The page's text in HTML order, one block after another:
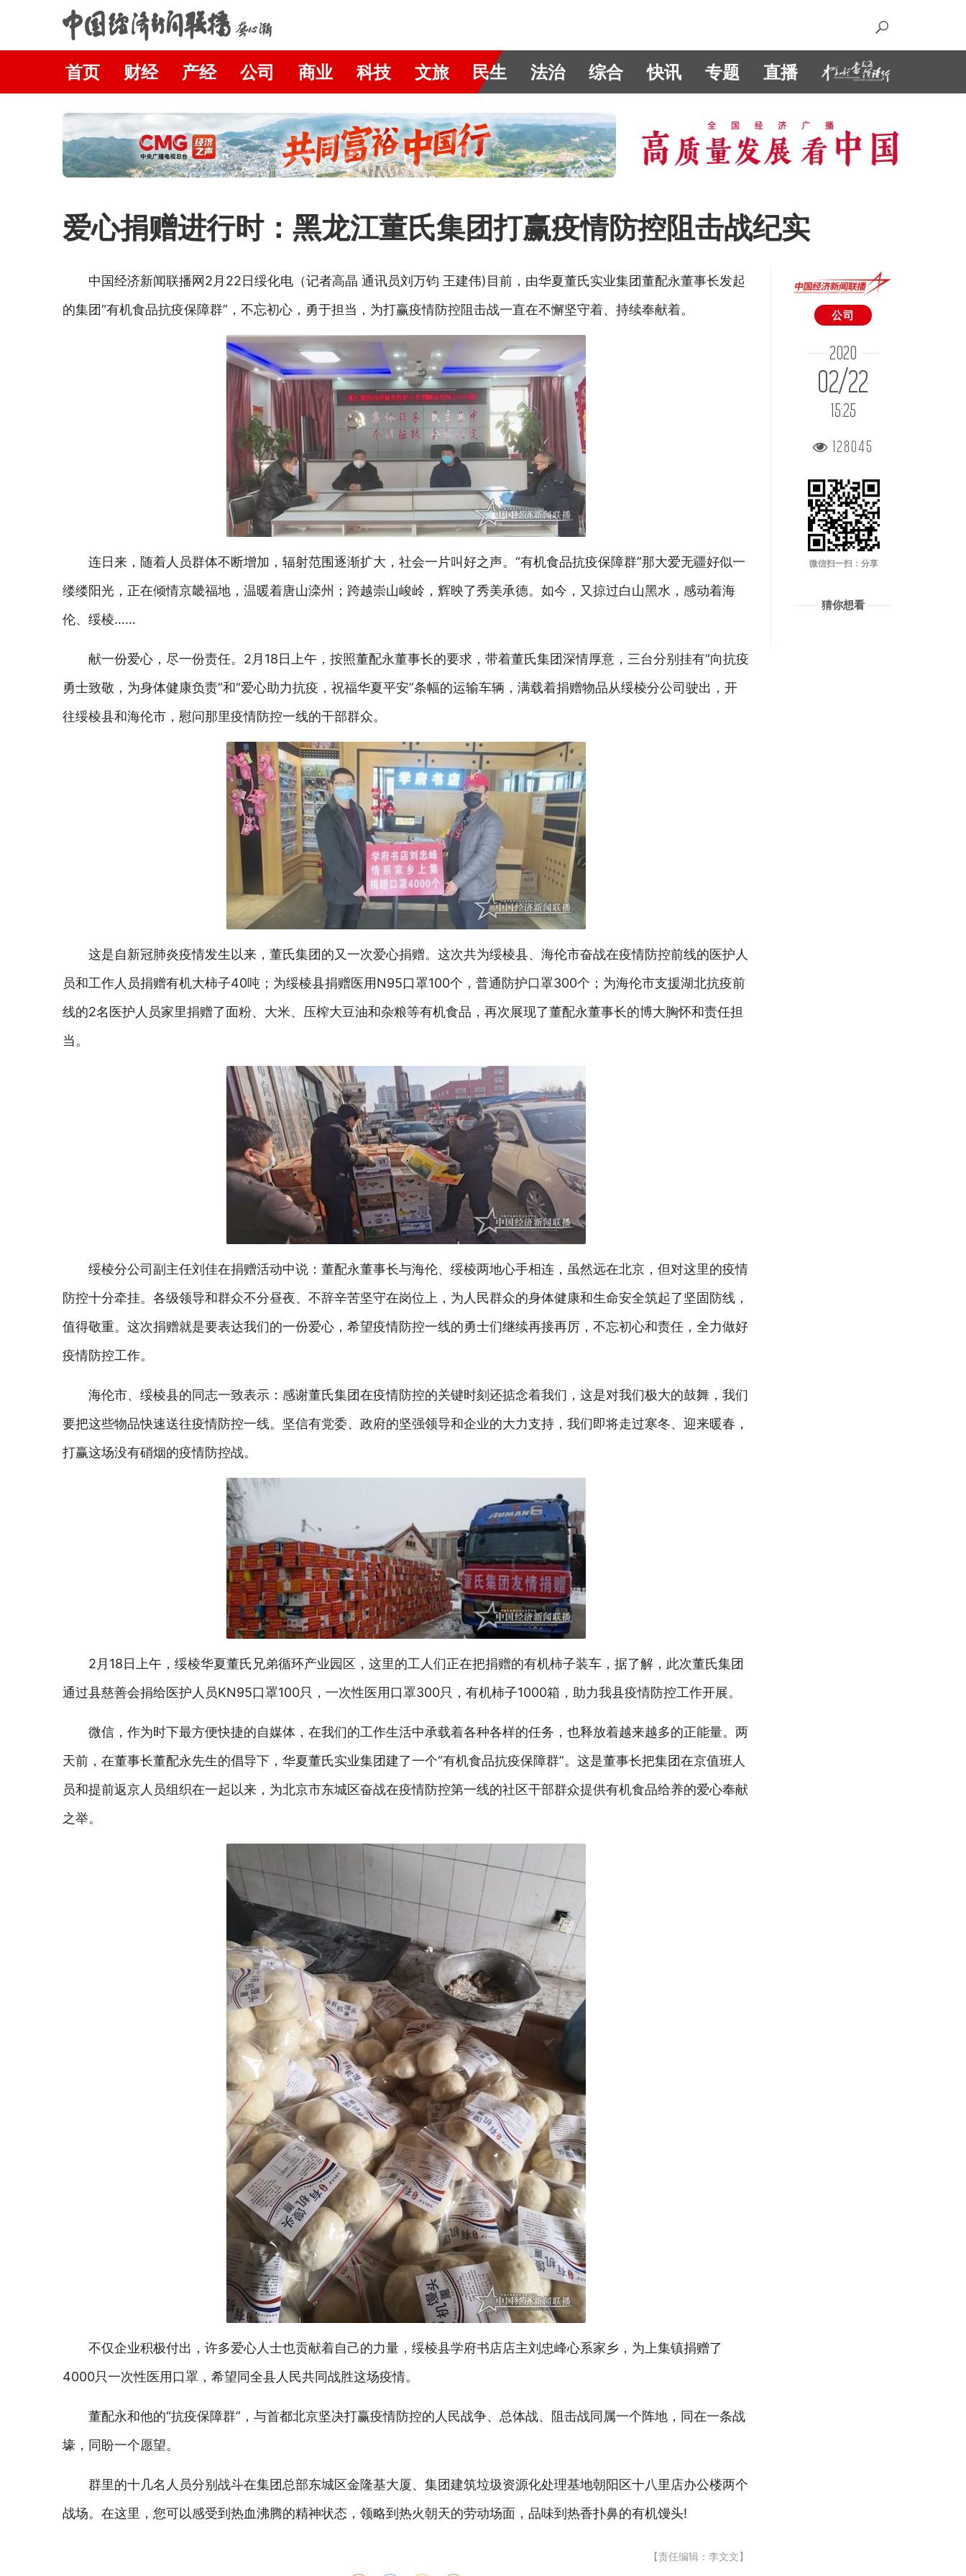
首页 财经 产经 公司 商业 科技 文旅 民生 法治 综合 快讯 专题 直播
爱心捐赠进行时：黑龙江董氏集团打赢疫情防控阻击战纪实
中国经济新闻联播网2月22日绥化电（记者高晶 通讯员刘万钧 王建伟)目前，由华夏董氏实业集团董配永董事长发起
的集团“有机食品抗疫保障群”，不忘初心，勇于担当，为打赢疫情防控阻击战一直在不懈坚守着、持续奉献着。
连日来，随着人员群体不断增加，辐射范围逐渐扩大，社会一片叫好之声。“有机食品抗疫保障群”那大爱无疆好似一
缕缕阳光，正在倾情京畿福地，温暖着唐山滦州；跨越崇山峻岭，辉映了秀美承德。如今，又掠过白山黑水，感动着海
伦、绥棱……
献一份爱心，尽一份责任。2月18日上午，按照董配永董事长的要求，带着董氏集团深情厚意，三台分别挂有“向抗疫
勇士致敬，为身体健康负责”和“爱心助力抗疫，祝福华夏平安”条幅的运输车辆，满载着捐赠物品从绥棱分公司驶出，开
往绥棱县和海伦市，慰问那里疫情防控一线的干部群众。
这是自新冠肺炎疫情发生以来，董氏集团的又一次爱心捐赠。这次共为绥棱县、海伦市奋战在疫情防控前线的医护人
员和工作人员捐赠有机大柿子40吨；为绥棱县捐赠医用N95口罩100个，普通防护口罩300个；为海伦市支援湖北抗疫前
线的2名医护人员家里捐赠了面粉、大米、压榨大豆油和杂粮等有机食品，再次展现了董配永董事长的博大胸怀和责任担
当。
绥棱分公司副主任刘佳在捐赠活动中说：董配永董事长与海伦、绥棱两地心手相连，虽然远在北京，但对这里的疫情
防控十分牵挂。各级领导和群众不分昼夜、不辞辛苦坚守在岗位上，为人民群众的身体健康和生命安全筑起了坚固防线，
值得敬重。这次捐赠就是要表达我们的一份爱心，希望疫情防控一线的勇士们继续再接再厉，不忘初心和责任，全力做好
疫情防控工作。
海伦市、绥棱县的同志一致表示：感谢董氏集团在疫情防控的关键时刻还掂念着我们，这是对我们极大的鼓舞，我们
要把这些物品快速送往疫情防控一线。坚信有党委、政府的坚强领导和企业的大力支持，我们即将走过寒冬、迎来暖春，
打赢这场没有硝烟的疫情防控战。
2月18日上午，绥棱华夏董氏兄弟循环产业园区，这里的工人们正在把捐赠的有机柿子装车，据了解，此次董氏集团
通过县慈善会捐给医护人员KN95口罩100只，一次性医用口罩300只，有机柿子1000箱，助力我县疫情防控工作开展。
微信，作为时下最方便快捷的自媒体，在我们的工作生活中承载着各种各样的任务，也释放着越来越多的正能量。两
天前，在董事长董配永先生的倡导下，华夏董氏实业集团建了一个“有机食品抗疫保障群”。这是董事长把集团在京值班人
员和提前返京人员组织在一起以来，为北京市东城区奋战在疫情防控第一线的社区干部群众提供有机食品给养的爱心奉献
之举。
不仅企业积极付出，许多爱心人士也贡献着自己的力量，绥棱县学府书店店主刘忠峰心系家乡，为上集镇捐赠了
4000只一次性医用口罩，希望同全县人民共同战胜这场疫情。
董配永和他的“抗疫保障群”，与首都北京坚决打赢疫情防控的人民战争、总体战、阻击战同属一个阵地，同在一条战
壕，同盼一个愿望。
群里的十几名人员分别战斗在集团总部东城区金隆基大厦、集团建筑垃圾资源化处理基地朝阳区十八里店办公楼两个
战场。在这里，您可以感受到热血沸腾的精神状态，领略到热火朝天的劳动场面，品味到热香扑鼻的有机馒头!
【责任编辑：李文文】
公司
2020
02/22
15:25
128045
微信扫一扫：分享
猜你想看